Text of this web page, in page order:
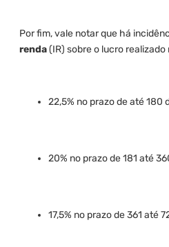
Por fim, vale notar que há
renda(IR) sobre o lucro
22,5% no prazo de até 180
20% no prazo de 181 até
17,5% no prazo de 361 até